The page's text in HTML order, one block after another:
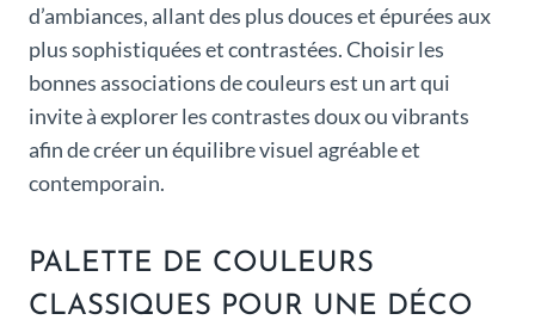
d’ambiances, allant des plus douces et épurées aux
plus sophistiquées et contrastées. Choisir les
bonnes associations de couleurs est un art qui
invite à explorer les contrastes doux ou vibrants
afin de créer un équilibre visuel agréable et
contemporain.
PALETTE DE COULEURS
CLASSIQUES POUR UNE DÉCO